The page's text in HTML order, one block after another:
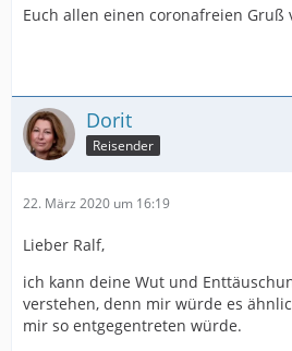
Euch allen einen coronafreien Gruß
Dorit
Reisender
22. März 2020 um 16:19
Lieber Ralf,
ich kann deine Wut und
verstehen, denn mir würde es
mir so entgegentreten würde.